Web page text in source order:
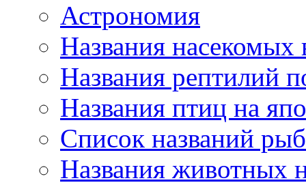
Астрономия
Названия насекомых
Названия рептилий
Названия птиц на
Список названий
Названия животных